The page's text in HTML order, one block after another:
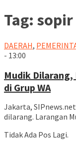
Tag: sopir
DAERAH,
- 13:00
Mudik
di Grup WA
Jakarta,
dilarang. Larangan
Tidak Ada Pos Lagi.